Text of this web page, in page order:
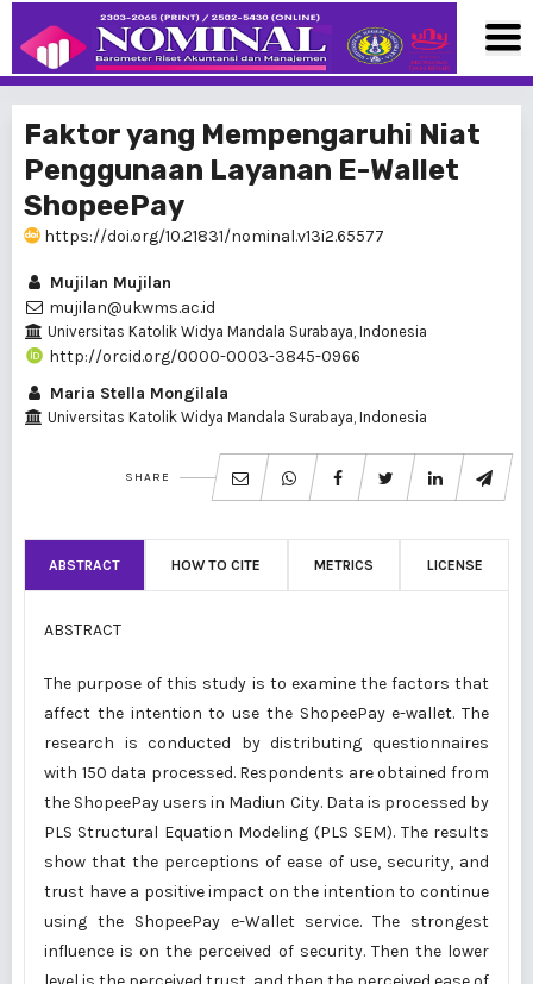
Faktor yang Mempengaruhi Niat
Penggunaan Layanan E-Wallet
ShopeePay
https://doi.org/10.21831/nominal.v13i2.65577
Mujilan Mujilan
mujilan@ukwms.ac.id
Universitas Katolik Widya Mandala Surabaya, Indonesia
http://orcid.org/0000-0003-3845-0966
Maria Stella Mongilala
Universitas Katolik Widya Mandala Surabaya, Indonesia
SHARE
ABSTRACT HOW TO CITE METRICS LICENSE
ABSTRACT
The purpose of this study is to examine the factors that
affect the intention to use the ShopeePay e-wallet. The
research is conducted by distributing questionnaires
with 150 data processed. Respondents are obtained from
the ShopeePay users in Madiun City. Data is processed by
PLS Structural Equation Modeling (PLS SEM). The results
show that the perceptions of ease of use, security, and
trust have a positive impact on the intention to continue
using the ShopeePay e-Wallet service. The strongest
influence is on the perceived of security. Then the lower